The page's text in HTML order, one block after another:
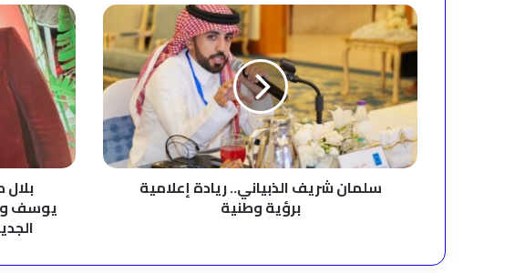
سلمان
شريف
الذبياني..
ريادة
إعلامية
برؤية
وطنية
سلمان شريف الذبياني.. ريادة إعلامية
برؤية وطنية
بلال
صبري
ونرمين
جمال
يرشحان
رانيا
يوسف
ونجلاء
بدر
عادل
لمسلسلهما
استعدادًا
يوسف